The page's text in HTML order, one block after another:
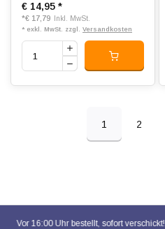
€ 14,95 *
*€ 17,79 Inkl. MwSt.
* exkl. MwSt. zzgl. Versandkosten
1 2
Vor 16:00 Uhr bestellt, sofort verschickt!